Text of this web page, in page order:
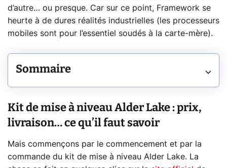
d’autre… ou presque. Car sur ce point, Framework se
heurte à de dures réalités industrielles (les processeurs
mobiles sont pour l’essentiel soudés à la carte-mère).
Sommaire
Kit de mise à niveau Alder Lake : prix,
livraison… ce qu’il faut savoir
Mais commençons par le commencement et par la
commande du kit de mise à niveau Alder Lake. La